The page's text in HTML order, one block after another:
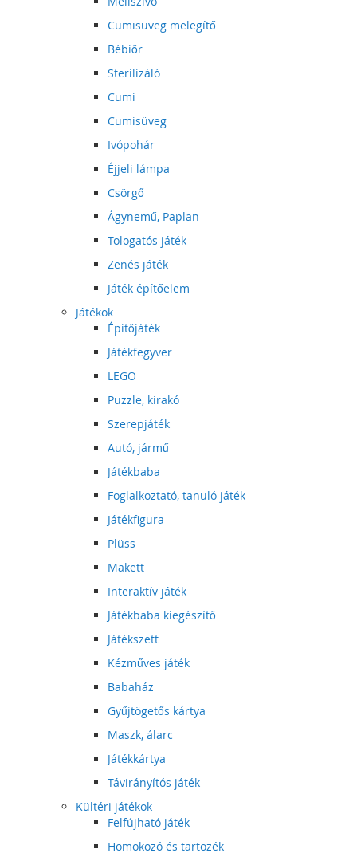
Cumisüveg melegítő
Bébiőr
Sterilizáló
Cumi
Cumisüveg
Ivópohár
Éjjeli lámpa
Csörgő
Ágynemű, Paplan
Tologatós játék
Zenés játék
Játék építőelem
Játékok
Épitőjáték
Játékfegyver
LEGO
Puzzle, kirakó
Szerepjáték
Autó, jármű
Játékbaba
Foglalkoztató, tanuló játék
Játékfigura
Plüss
Makett
Interaktív játék
Játékbaba kiegészítő
Játékszett
Kézműves játék
Babaház
Gyűjtögetős kártya
Maszk, álarc
Játékkártya
Távirányítós játék
Kültéri játékok
Felfújható játék
Homokozó és tartozék